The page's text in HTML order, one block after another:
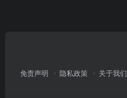
免责声明 隐私政策 关于我们